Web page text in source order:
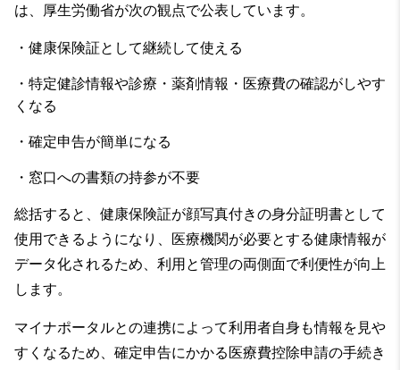
は、厚生労働省が次の観点で公表しています。
・健康保険証として継続して使える
・特定健診情報や診療・薬剤情報・医療費の確認がしやす
くなる
・確定申告が簡単になる
・窓口への書類の持参が不要
総括すると、健康保険証が顔写真付きの身分証明書として
使用できるようになり、医療機関が必要とする健康情報が
データ化されるため、利用と管理の両側面で利便性が向上
します。
マイナポータルとの連携によって利用者自身も情報を見や
すくなるため、確定申告にかかる医療費控除申請の手続き